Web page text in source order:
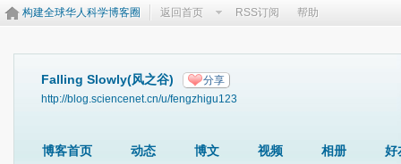
构建全球华人科学博客圈 返回首页 RSS订阅 帮助
Falling Slowly(风之谷) 分享
http://blog.sciencenet.cn/u/fengzhigu123
博客首页 动态 博文 视频 相册 好